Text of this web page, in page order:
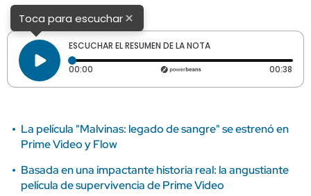
Toca para escuchar×
ESCUCHAR EL RESUMEN DE LA NOTA
00:00 Tiempo transcurrido: 0 segundos 00:38
La película "Malvinas: legado de sangre" se estrenó en
Prime Video y Flow
Basada en una impactante historia real: la angustiante
película de supervivencia de Prime Video